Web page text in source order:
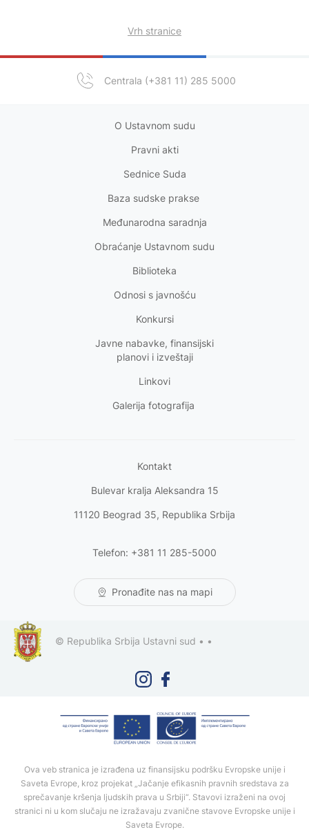
Centrala (+381 11) 285 5000
Vrh stranice
O Ustavnom sudu
Pravni akti
Sednice Suda
Baza sudske prakse
Međunarodna saradnja
Obraćanje Ustavnom sudu
Biblioteka
Odnosi sjavnošću
Konkursi
Javne nabavke, finansijski
planovi i izveštaji
Linkovi
Galerija fotografija
Kontakt
Bulevar kralja Aleksandra 15
11120 Beograd 35, Republika Srbija
Telefon: +381 11 285-5000
Pronađite nas na mapi
© Republika Srbija Ustavni sud • •
Ova veb stranica je izrađena uz finansijsku podršku Evropske unije i
Saveta Evrope, kroz projekat „Jačanje efikasnih pravnih sredstava za
sprečavanje kršenja ljudskih prava u Srbiji“. Stavovi izraženi na ovoj
stranici ni u kom slučaju ne izražavaju zvanične stavove Evropske unije i
Saveta Evrope.